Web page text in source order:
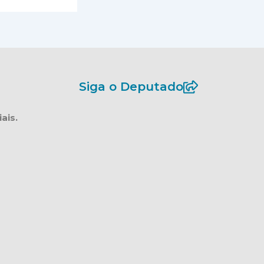
Siga o Deputado